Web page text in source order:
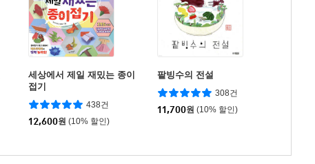
세상에서 제일 재밌는 종이
접기
438건
12,600원 (10% 할인)
팥빙수의 전설
308건
11,700원 (10% 할인)